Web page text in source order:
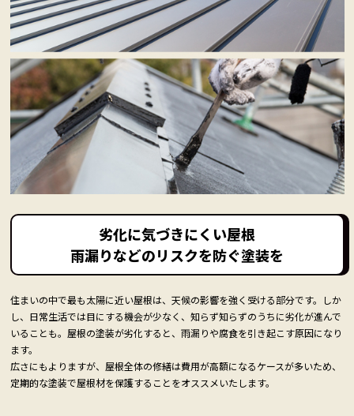
劣化に気づきにくい屋根
雨漏りなどのリスクを防ぐ塗装を
住まいの中で最も太陽に近い屋根は、天候の影響を強く受ける部分です。しか
し、日常生活では目にする機会が少なく、知らず知らずのうちに劣化が進んで
いることも。屋根の塗装が劣化すると、雨漏りや腐食を引き起こす原因になり
ます。
広さにもよりますが、屋根全体の修繕は費用が高額になるケースが多いため、
定期的な塗装で屋根材を保護することをオススメいたします。